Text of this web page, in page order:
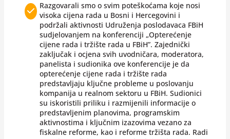
Razgovarali smo o svim poteškoćama koje nosi
visoka cijena rada u Bosni i Hercegovini i
podržali aktivnosti Udruženja poslodavaca FBiH
sudjelovanjem na konferenciji „Opterećenje
cijene rada i tržište rada u FBiH”. Zajednički
zaključak i ocjena svih uvodničara, moderatora,
panelista i sudionika ove konferencije je da
opterećenje cijene rada i tržište rada
predstavljaju ključne probleme u poslovanju
kompanija u realnom sektoru u FBiH. Sudionici
su iskoristili priliku i razmijenili informacije o
predstavljenim planovima, programskim
aktivnostima i ključnim izazovima vezano za
fiskalne reforme, kao i reforme tržišta rada. Radi